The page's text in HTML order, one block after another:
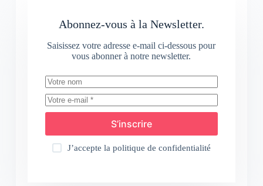
Abonnez-vous à la Newsletter.
Saisissez votre adresse e-mail ci-dessous pour
vous abonner à notre newsletter.
S’inscrire
J’accepte la politique de confidentialité